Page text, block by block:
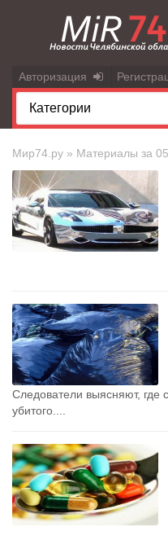
Авторизация
Мир74.ру » Материалы за
Следователи выясняют, где
убитого....